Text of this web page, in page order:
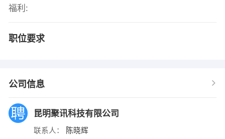
福利:
职位要求
公司信息
昆明聚讯科技有限公司
联系人： 陈晓辉